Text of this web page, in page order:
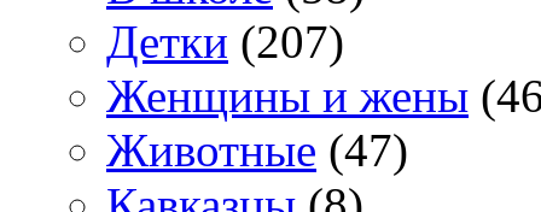
Детки (207)
Женщины и жены
Животные (47)